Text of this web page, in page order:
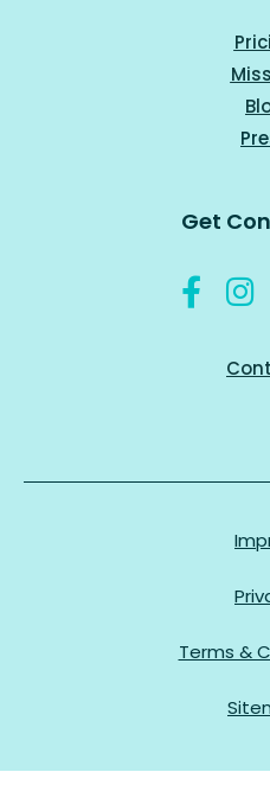
Get
Terms &